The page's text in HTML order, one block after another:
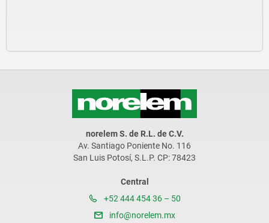
norelem S. de R.L. de C.V.
Av. Santiago Poniente No. 116
San Luis Potosí, S.L.P. CP: 78423
Central
+52 444 454 36 – 50
info@norelem.mx